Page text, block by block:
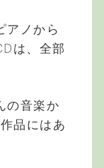
アノから
は、全部
の音楽か
品にはあ